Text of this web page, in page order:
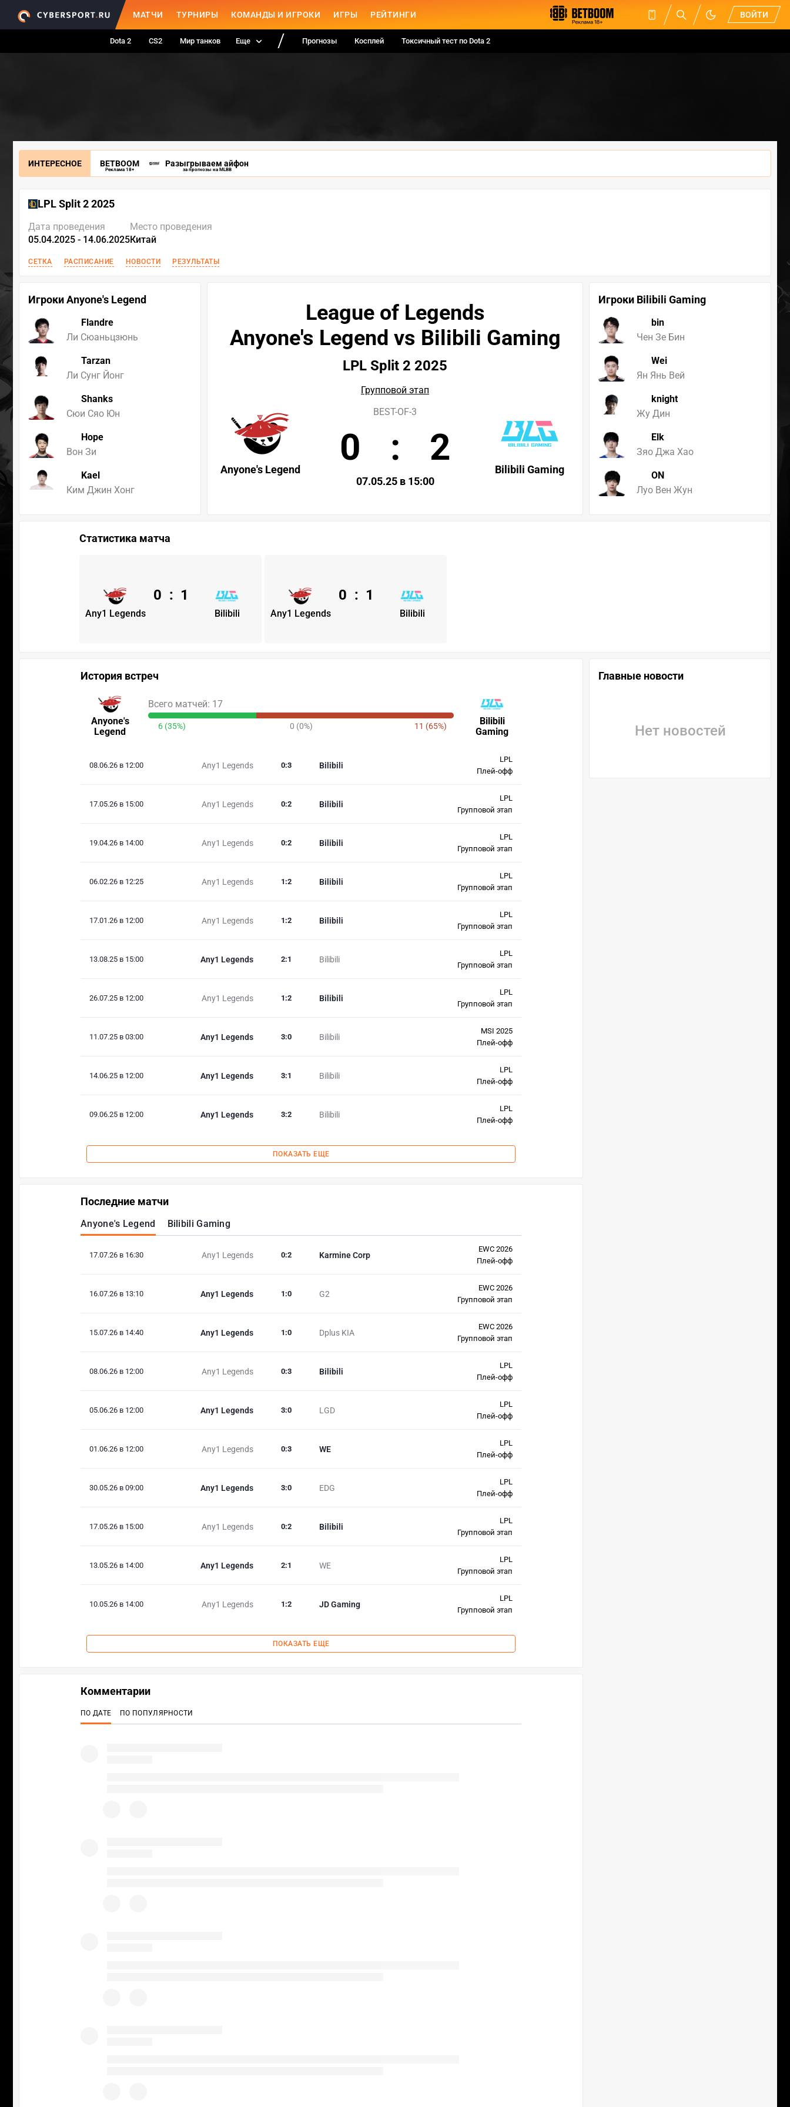
МАТЧИ ТУРНИРЫ КОМАНДЫ И ИГРОКИ ИГРЫ РЕЙТИНГИ ВОЙТИ
Dota 2 CS2 Мир танков Еще Прогнозы Косплей Токсичный тест по Dota 2
ИНТЕРЕСНОЕ BETBOOM
Реклама 18+
Разыгрываем айфон
за прогнозы на MLBB
LPL Split 2 2025
Дата проведения
05.04.2025 - 14.06.2025
Место проведения
Китай
СЕТКА РАСПИСАНИЕ НОВОСТИ РЕЗУЛЬТАТЫ
Игроки Anyone's Legend
Flandre
Ли Сюаньцзюнь
Tarzan
Ли Сунг Йонг
Shanks
Сюи Сяо Юн
Hope
Вон Зи
Kael
Ким Джин Хонг
Игроки Bilibili Gaming
bin
Чен Зе Бин
Wei
Ян Янь Вей
knight
Жу Дин
Elk
Зяо Джа Хао
ON
Луо Вен Жун
League of Legends
Anyone's Legend vs Bilibili Gaming
LPL Split 2 2025
Групповой этап
Anyone's Legend Bilibili Gaming
BEST-OF-3
0 : 2
07.05.25 в 15:00
Статистика матча
Any1 Legends Bilibili
0 : 1
Any1 Legends Bilibili
0 : 1
История встреч
Anyone's
Legend
Bilibili
Gaming
Всего матчей: 17
6 (35%) 0 (0%) 11 (65%)
08.06.26 в 12:00 Any1 Legends Bilibili
0:3
LPL
Плей-офф
17.05.26 в 15:00 Any1 Legends Bilibili
0:2
LPL
Групповой этап
19.04.26 в 14:00 Any1 Legends Bilibili
0:2
LPL
Групповой этап
06.02.26 в 12:25 Any1 Legends Bilibili
1 :2
LPL
Групповой этап
17.01.26 в 12:00 Any1 Legends Bilibili
1 :2
LPL
Групповой этап
13.08.25 в 15:00 Any1 Legends Bilibili
2:1
LPL
Групповой этап
26.07.25 в 12:00 Any1 Legends Bilibili
1 :2
LPL
Групповой этап
11.07.25 в 03:00 Any1 Legends Bilibili
3:0
MSI 2025
Плей-офф
14.06.25 в 12:00 Any1 Legends Bilibili
3:1
LPL
Плей-офф
09.06.25 в 12:00 Any1 Legends Bilibili
3:2
LPL
Плей-офф
ПОКАЗАТЬ ЕЩЕ
Последние матчи
Anyone's Legend Bilibili Gaming
17.07.26 в 16:30 Any1 Legends Karmine Corp
0:2
EWC 2026
Плей-офф
16.07.26 в 13:10 Any1 Legends G2
1 :0
EWC 2026
Групповой этап
15.07.26 в 14:40 Any1 Legends Dplus KIA
1 :0
EWC 2026
Групповой этап
08.06.26 в 12:00 Any1 Legends Bilibili
0:3
LPL
Плей-офф
05.06.26 в 12:00 Any1 Legends LGD
3:0
LPL
Плей-офф
01.06.26 в 12:00 Any1 Legends WE
0:3
LPL
Плей-офф
30.05.26 в 09:00 Any1 Legends EDG
3:0
LPL
Плей-офф
17.05.26 в 15:00 Any1 Legends Bilibili
0:2
LPL
Групповой этап
13.05.26 в 14:00 Any1 Legends WE
2:1
LPL
Групповой этап
10.05.26 в 14:00 Any1 Legends JD Gaming
1 :2
LPL
Групповой этап
ПОКАЗАТЬ ЕЩЕ
Главные новости
Нет новостей
Комментарии
ПО ДАТЕ ПО ПОПУЛЯРНОСТИ